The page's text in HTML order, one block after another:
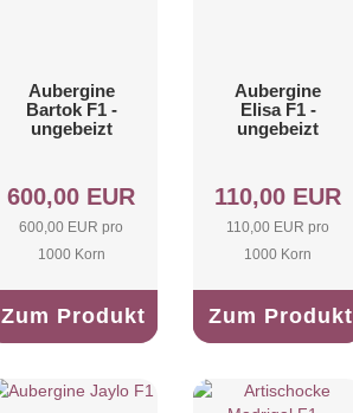
Aubergine
Bartok F1 -
ungebeizt
600,00 EUR
600,00 EUR pro
1000 Korn
Zum Produkt
Aubergine
Elisa F1 -
ungebeizt
110,00 EUR
110,00 EUR pro
1000 Korn
Zum Produkt